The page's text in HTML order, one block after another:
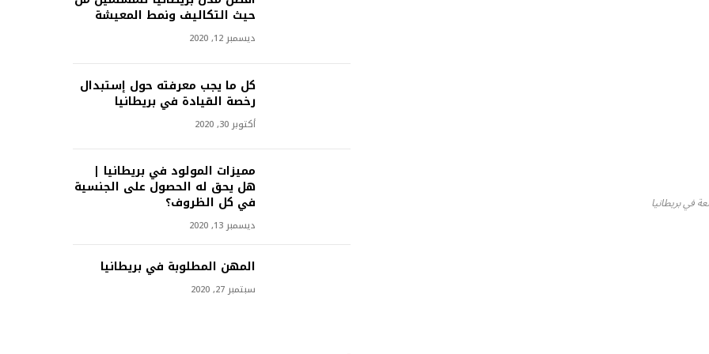
في بريطانيا
حيث التكاليف ونمط المعيشة
ديسمبر 12, 2020
كل ما يجب معرفته حول إستبدال
رخصة القيادة في بريطانيا
أكتوبر 30, 2020
مميزات المولود في بريطانيا |
هل يحق له الحصول على الجنسية
في كل الظروف؟
ديسمبر 13, 2020
المهن المطلوبة في بريطانيا
سبتمبر 27, 2020